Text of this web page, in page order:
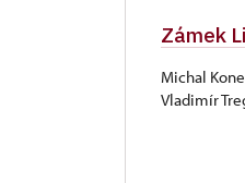
Zámek
Michal
Vladimír